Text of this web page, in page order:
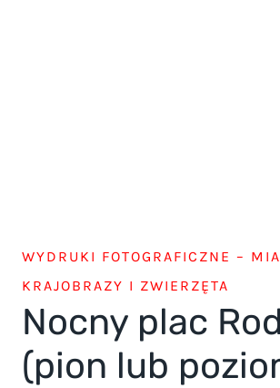
WYDRUKI FOTOGRAFICZNE –
KRAJOBRAZY I ZWIERZĘTA
Nocny plac
(pion lub